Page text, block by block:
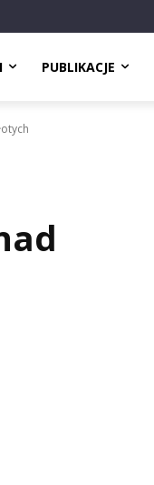
PUBLIKACJE